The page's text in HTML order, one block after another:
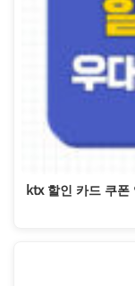
ktx 할인 카드 쿠폰